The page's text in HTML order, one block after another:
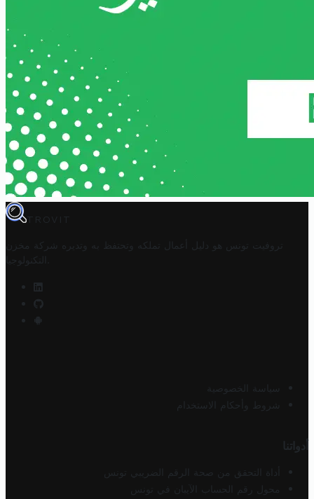
TROVIT
تروفيت تونس هو دليل أعمال تملكه وتحتفظ به وتديره
شركة مخزن
التكنولوجيا
سياسة الخصوصية
شروط وأحكام الاستخدام
أدواتنا
أداة التحقق من صحة الرقم الضريبي تونس
محول رقم الحساب الآيبان في تونس